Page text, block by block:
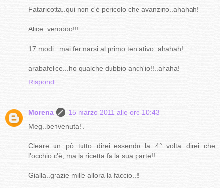
Fataricotta..qui non c'è pericolo che avanzino..ahahah!
Alice..veroooo!!!
17 modi...mai fermarsi al primo tentativo..ahahah!
arabafelice...ho qualche dubbio anch'io!!..ahaha!
Rispondi
Morena
15 marzo 2011 alle ore 10:43
Meg..benvenuta!..
Cleare..un pò tutto direi..essendo la 4° volta direi che
l'occhio c'è, ma la ricetta fa la sua parte!!..
Gialla..grazie mille allora la faccio..!!